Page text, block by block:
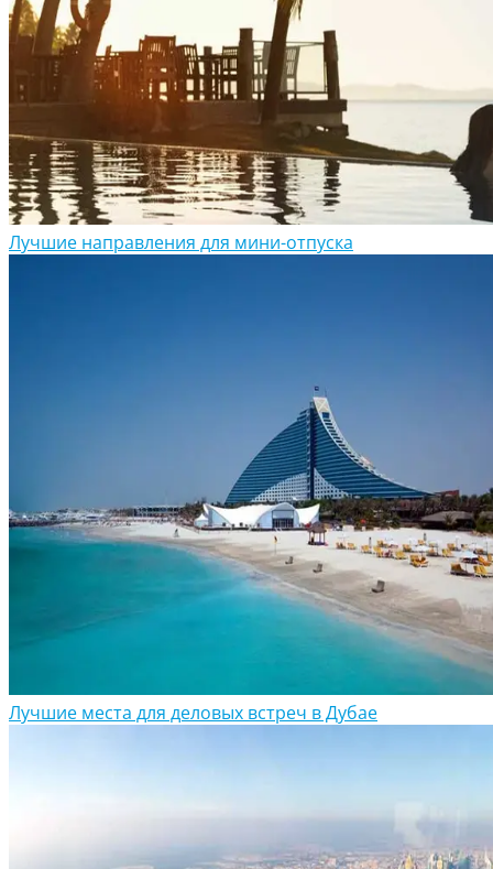
Лучшие направления для мини-отпуска
Лучшие места для деловых встреч в Дубае